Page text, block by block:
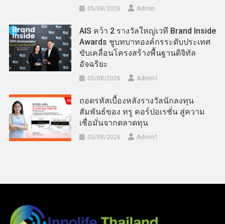
05/08/2026 Admin
AIS คว้า 2 รางวัลใหญ่เวที Brand Inside
Awards ชูบทบาทองค์กรระดับประเทศ
ขับเคลื่อนโครงสร้างพื้นฐานดิจิทัล
อัจฉริยะ
05/08/2026 Admin​1
ถอดรหัสเบื้องหลังรางวัลนักลงทุน
สัมพันธ์ของ ทรู คอร์ปอเรชั่น สู่ความ
เชื่อมั่นจากตลาดทุน
05/08/2026 Admin​1